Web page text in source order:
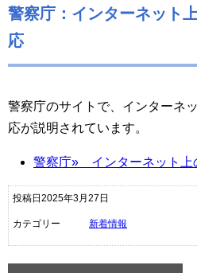
警察庁：インターネット
応
警察庁のサイトで、インターネ
応が説明されています。
警察庁» インターネット上
投稿日2025年3月27日
カテゴリー 新着情報